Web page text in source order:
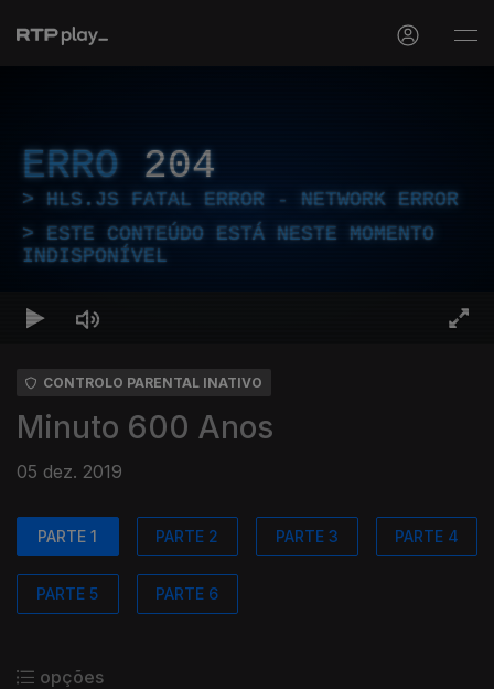
ERRO 204
HLS.JS FATAL ERROR - NETWORK ERROR
ESTE CONTEÚDO ESTÁ NESTE MOMENTO
INDISPONÍVEL
CONTROLO PARENTAL INATIVO
Minuto 600 Anos
05 dez. 2019
PARTE 1 PARTE 2 PARTE 3 PARTE 4
PARTE 5 PARTE 6
opções